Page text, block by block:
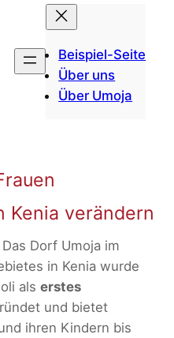
Beispiel-Seite
Über uns
Über Umoja
Kenia verändern
Das Dorf Umoja im
in Kenia wurde
als erstes
und bietet
ihren Kindern bis